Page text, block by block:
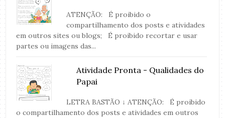
ATENÇÃO: É proibido o
compartilhamento dos posts e atividades
em outros sites ou blogs; É proibido recortar e usar
partes ou imagens das...
Atividade Pronta - Qualidades do
Papai
LETRA BASTÃO ↓ ATENÇÃO: É proibido
o compartilhamento dos posts e atividades em outros